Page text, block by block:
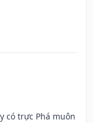
có trực Phá muôn